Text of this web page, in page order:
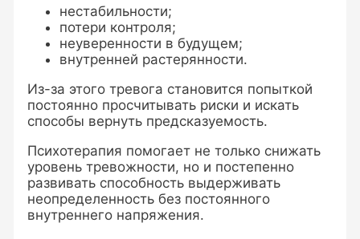
нестабильности;
потери контроля;
неуверенности в будущем;
внутренней растерянности.
Из-за этого тревога становится попыткой
постоянно просчитывать риски и искать
способы вернуть предсказуемость.
Психотерапия помогает не только снижать
уровень тревожности, но и постепенно
развивать способность выдерживать
неопределенность без постоянного
внутреннего напряжения.